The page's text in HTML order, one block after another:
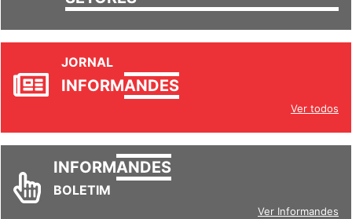
JORNAL
INFORMANDES
Ver todos
INFORMANDES
BOLETIM
Ver Informandes